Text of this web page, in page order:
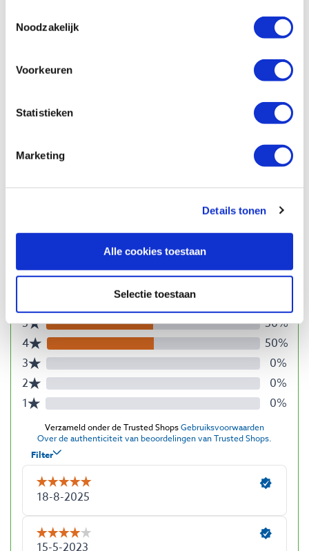
Noodzakelijk
Voorkeuren
Statistieken
Marketing
Details tonen
Alle cookies toestaan
Selectie toestaan
Compare